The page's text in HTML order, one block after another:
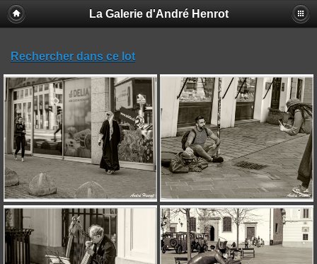
La Galerie d'André Henrot
Rechercher dans ce lot